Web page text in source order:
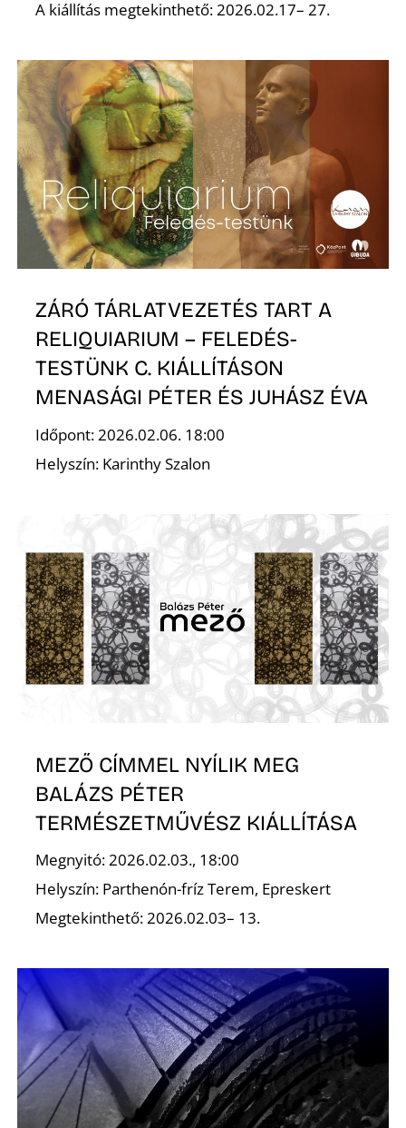
A kiállítás megtekinthető: 2026.02.17– 27.
ZÁRÓ TÁRLATVEZETÉS TART A
RELIQUIARIUM – FELEDÉS-
TESTÜNK C. KIÁLLÍTÁSON
MENASÁGI PÉTER ÉS JUHÁSZ ÉVA
Időpont: 2026.02.06. 18:00
Helyszín: Karinthy Szalon
MEZŐ CÍMMEL NYÍLIK MEG
BALÁZS PÉTER
TERMÉSZETMŰVÉSZ KIÁLLÍTÁSA
Megnyitó: 2026.02.03., 18:00
Helyszín: Parthenón-fríz Terem, Epreskert
Megtekinthető: 2026.02.03– 13.